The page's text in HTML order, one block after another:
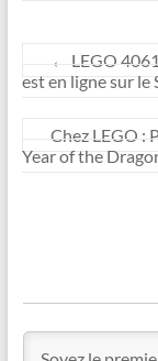
←
LEGO
est en ligne sur le
Chez LEGO :
Year of the